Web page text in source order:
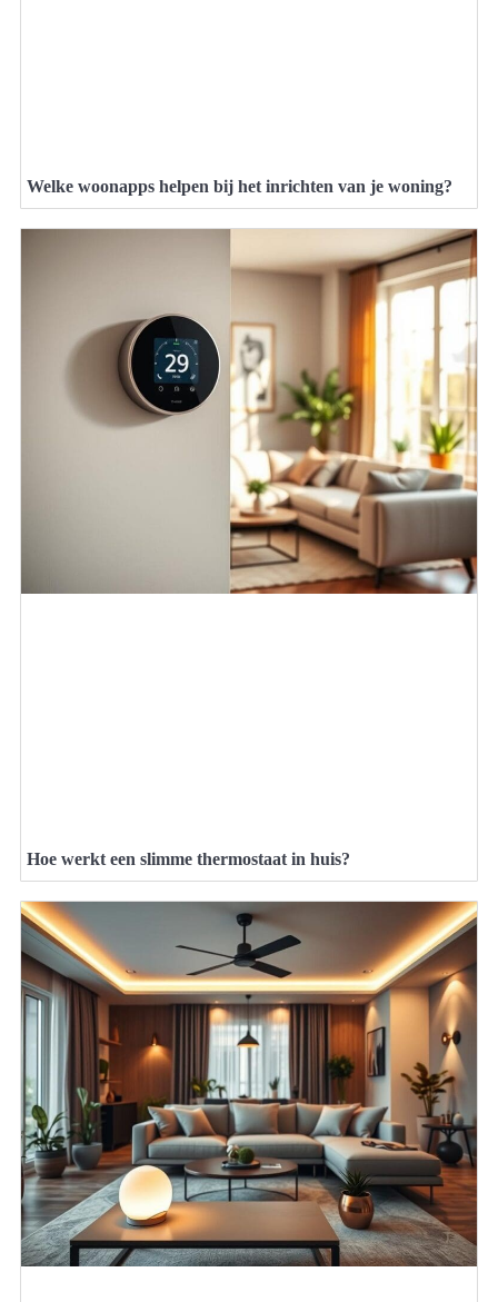
Welke woonapps helpen bij het inrichten van je woning?
Hoe werkt een slimme thermostaat in huis?